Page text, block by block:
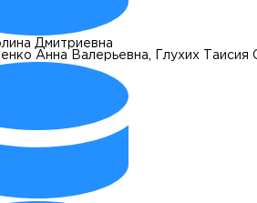
Дмитриевна
Анна Валерьевна, Глухих Таисия